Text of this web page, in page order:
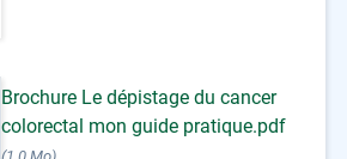
Brochure Le dépistage du cancer
colorectal mon guide pratique.pdf